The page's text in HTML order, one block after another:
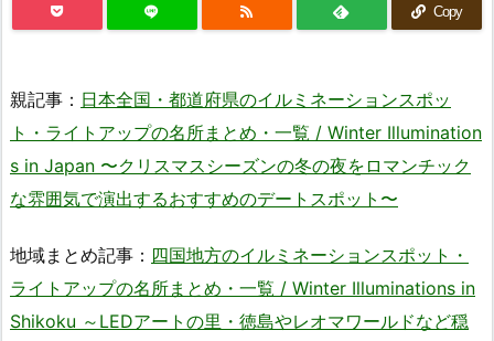
Copy
親記事： 日本全国・都道府県のイルミネーションスポッ
ト・ライトアップの名所まとめ・一覧 / Winter Illumination
s in Japan 〜クリスマスシーズンの冬の夜をロマンチック
な雰囲気で演出するおすすめのデートスポット〜
地域まとめ記事： 四国地方のイルミネーションスポット・
ライトアップの名所まとめ・一覧 / Winter Illuminations in
Shikoku ～LEDアートの里・徳島やレオマワールドなど穏